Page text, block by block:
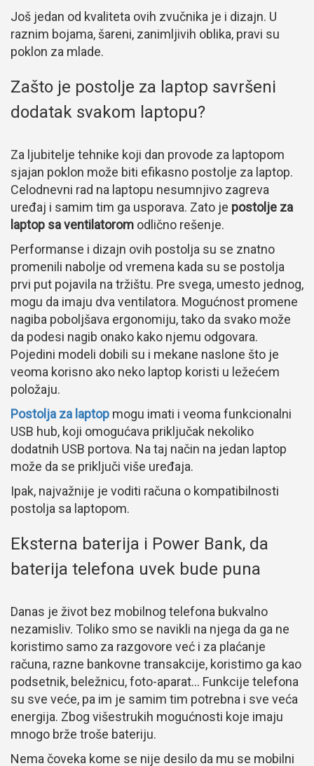
Još jedan od kvaliteta ovih zvučnika je i dizajn. U
raznim bojama, šareni, zanimljivih oblika, pravi su
poklon za mlade.
Zašto je postolje za laptop savršeni
dodatak svakom laptopu?
Za ljubitelje tehnike koji dan provode za laptopom
sjajan poklon može biti efikasno postolje za laptop.
Celodnevni rad na laptopu nesumnjivo zagreva
uređaj i samim tim ga usporava. Zato je postolje za
laptop sa ventilatorom odlično rešenje.
Performanse i dizajn ovih postolja su se znatno
promenili nabolje od vremena kada su se postolja
prvi put pojavila na tržištu. Pre svega, umesto jednog,
mogu da imaju dva ventilatora. Mogućnost promene
nagiba poboljšava ergonomiju, tako da svako može
da podesi nagib onako kako njemu odgovara.
Pojedini modeli dobili su i mekane naslone što je
veoma korisno ako neko laptop koristi u ležećem
položaju.
Postolja za laptop mogu imati i veoma funkcionalni
USB hub, koji omogućava priključak nekoliko
dodatnih USB portova. Na taj način na jedan laptop
može da se priključi više uređaja.
Ipak, najvažnije je voditi računa o kompatibilnosti
postolja sa laptopom.
Eksterna baterija i Power Bank, da
baterija telefona uvek bude puna
Danas je život bez mobilnog telefona bukvalno
nezamisliv. Toliko smo se navikli na njega da ga ne
koristimo samo za razgovore već i za plaćanje
računa, razne bankovne transakcije, koristimo ga kao
podsetnik, beležnicu, foto-aparat… Funkcije telefona
su sve veće, pa im je samim tim potrebna i sve veća
energija. Zbog višestrukih mogućnosti koje imaju
mnogo brže troše bateriju.
Nema čoveka kome se nije desilo da mu se mobilni